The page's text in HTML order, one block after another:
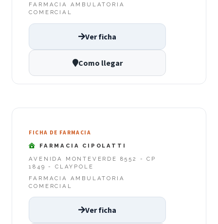
FARMACIA AMBULATORIA
COMERCIAL
Ver ficha
Como llegar
FICHA DE FARMACIA
FARMACIA CIPOLATTI
AVENIDA MONTEVERDE 8552 - CP
1849 - CLAYPOLE
FARMACIA AMBULATORIA
COMERCIAL
Ver ficha